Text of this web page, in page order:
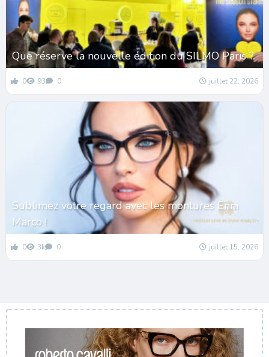
Que réserve la nouvelle édition du SILMO Paris ?
0 93 0 juillet 22, 2026
Sublimez votre regard avec les montures Enni
Marco !
0 3k 0 juillet 15, 2026